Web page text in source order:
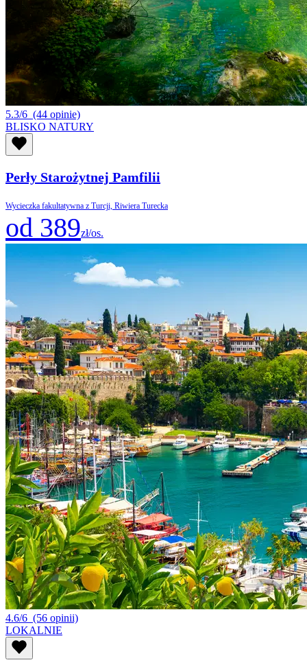
5.3/6 (44 opinie)
BLISKO NATURY
Perły Starożytnej Pamfilii
Wycieczka fakultatywna z Turcji, Riwiera Turecka
od 389zł/os.
4.6/6 (56 opinii)
LOKALNIE